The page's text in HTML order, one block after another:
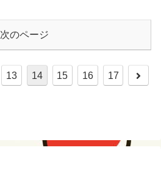
次のページ
13 14 15 16 17
次